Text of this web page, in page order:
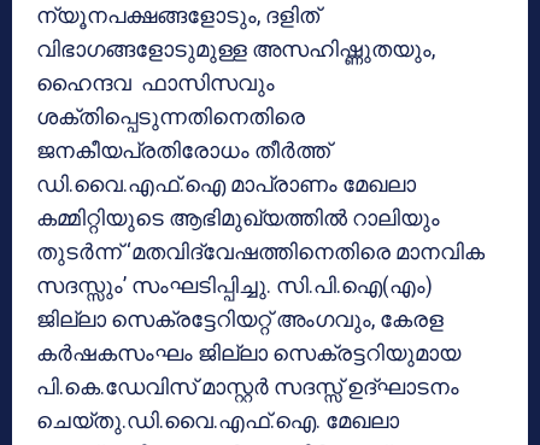
ന്യൂനപക്ഷങ്ങളോടും, ദളിത്
വിഭാഗങ്ങളോടുമുള്ള അസഹിഷ്ണുതയും,
ഹൈന്ദവ ഫാസിസവും
ശക്തിപ്പെടുന്നതിനെതിരെ
ജനകീയപ്രതിരോധം തീര്‍ത്ത്
ഡി.വൈ.എഫ്.ഐ മാപ്രാണം മേഖലാ
കമ്മിറ്റിയുടെ ആഭിമുഖ്യത്തില്‍ റാലിയും
തുടര്‍ന്ന് ‘മതവിദ്വേഷത്തിനെതിരെ മാനവിക
സദസ്സും’ സംഘടിപ്പിച്ചു. സി.പി.ഐ(എം)
ജില്ലാ സെക്രട്ടേറിയറ്റ് അംഗവും, കേരള
കര്‍ഷകസംഘം ജില്ലാ സെക്രട്ടറിയുമായ
പി.കെ.ഡേവിസ് മാസ്റ്റര്‍ സദസ്സ് ഉദ്ഘാടനം
ചെയ്തു.ഡി.വൈ.എഫ്.ഐ. മേഖലാ